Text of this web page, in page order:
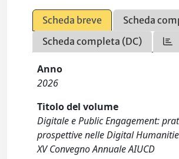
Scheda breve
Scheda
Scheda completa (DC)
Anno
2026
Titolo del volume
Digitale e Public Engagement:
prospettive nelle Digital
XV Convegno Annuale AIUCD